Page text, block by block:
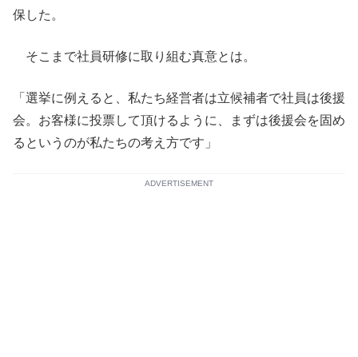
保した。
そこまで社員研修に取り組む真意とは。
「選挙に例えると、私たち経営者は立候補者で社員は後援
会。お客様に投票して頂けるように、まずは後援会を固め
るというのが私たちの考え方です」
ADVERTISEMENT